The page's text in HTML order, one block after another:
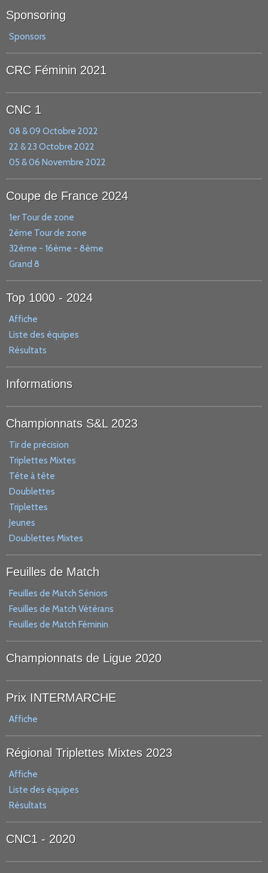
Sponsoring
Sponsors
CRC Féminin 2021
CNC 1
08 & 09 Octobre 2022
22 & 23 Octobre 2022
05 & 06 Novembre 2022
Coupe de France 2024
1er Tour de zone
2ème Tour de zone
32ème - 16ème - 8ème
Grand 8
Top 1000 - 2024
Affiche
Liste des équipes
Résultats
Informations
Championnats S&L 2023
Tir de précision
Triplettes Mixtes
Tête à tête
Doublettes
Triplettes
Jeunes
Doublettes Mixtes
Feuilles de Match
Feuilles de Match Séniors
Feuilles de Match Vétérans
Feuilles de Match Féminin
Championnats de Ligue 2020
Prix INTERMARCHE
Affiche
Régional Triplettes Mixtes 2023
Affiche
Liste des équipes
Résultats
CNC1 - 2020